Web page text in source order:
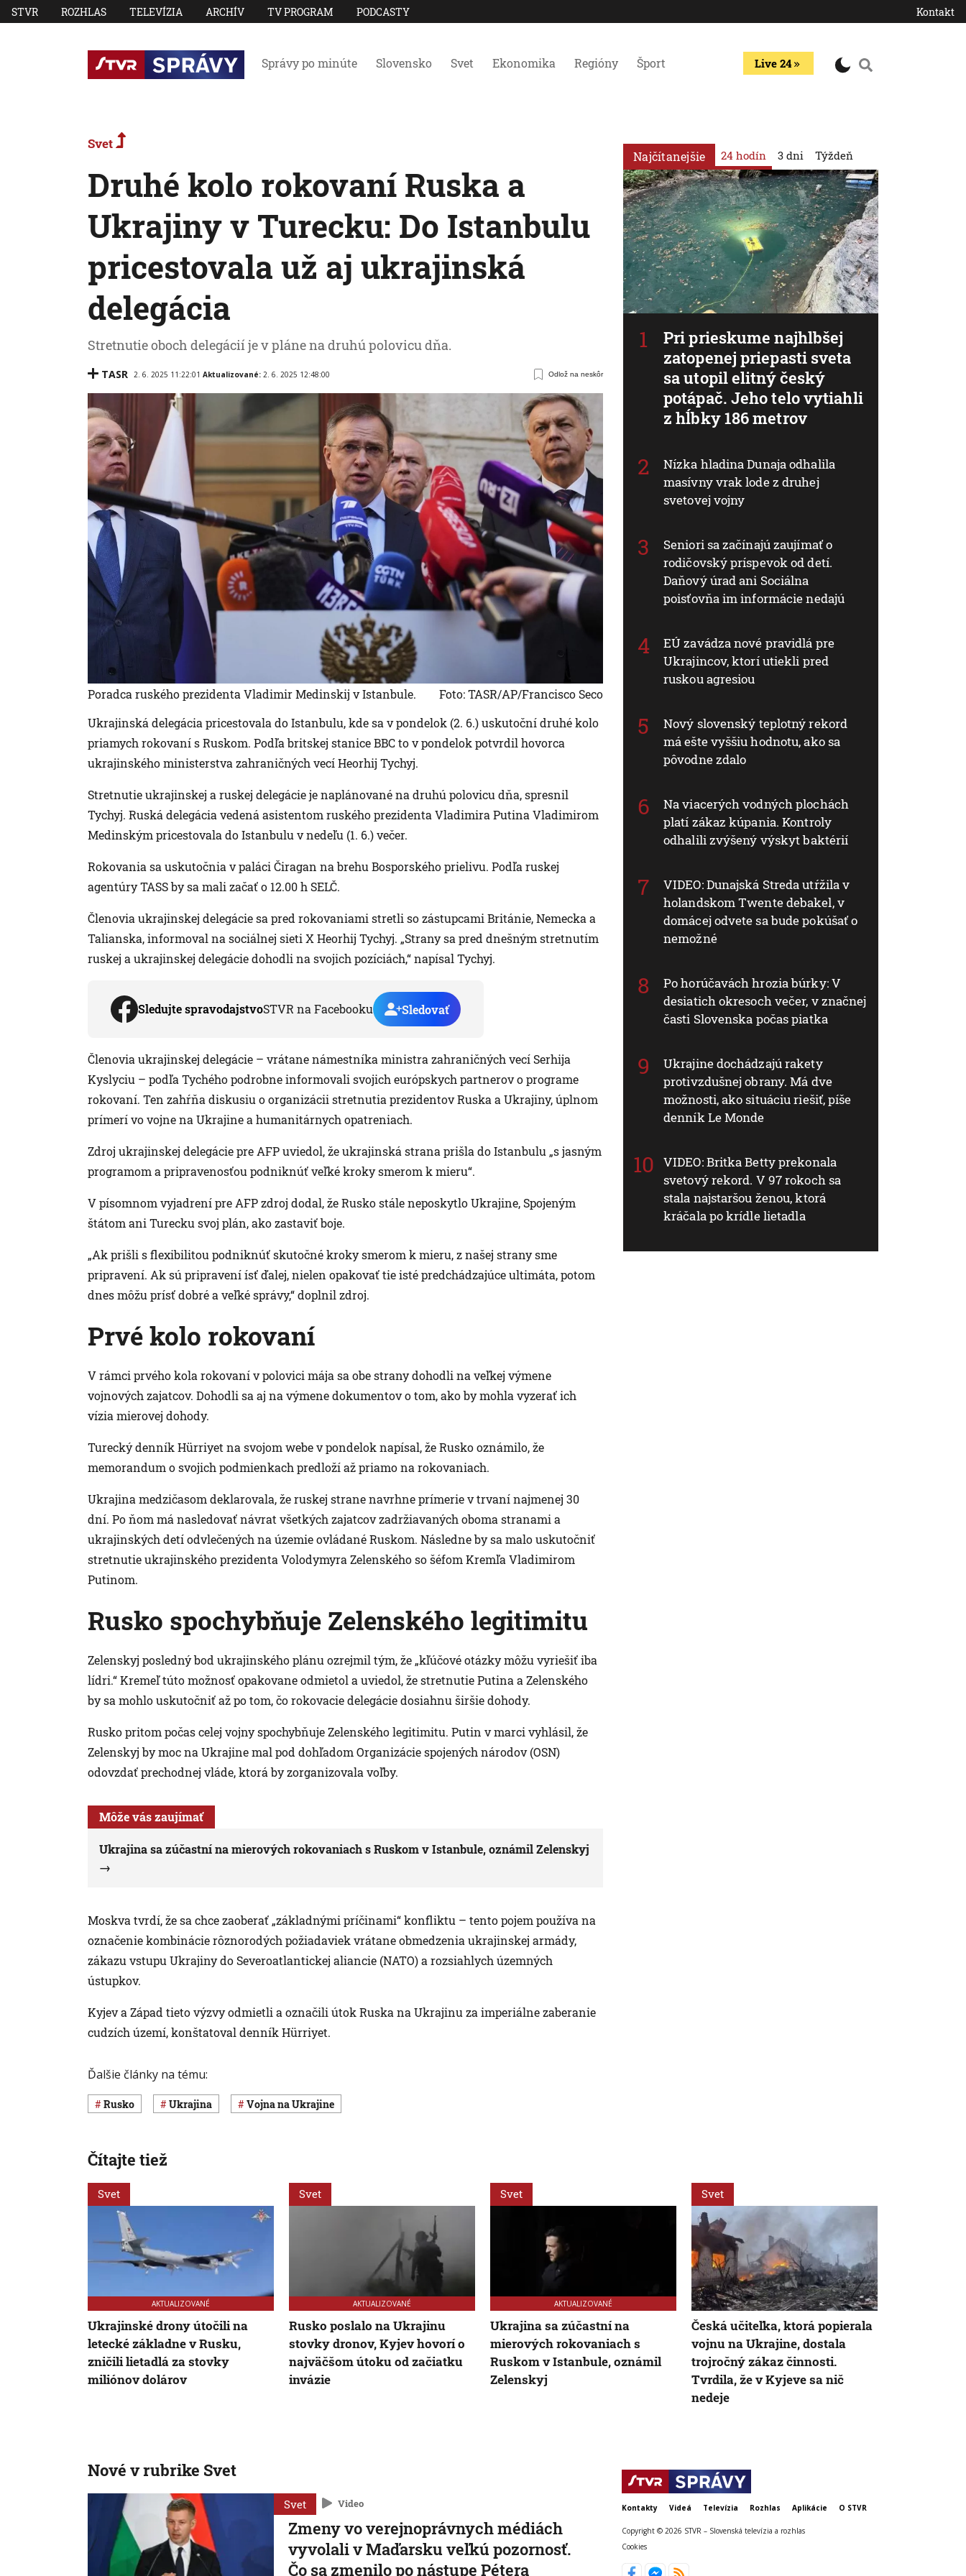
STVR ROZHLAS TELEVÍZIA ARCHÍV TV PROGRAM PODCASTY Kontakt
Správy po minúte Slovensko Svet Ekonomika Regióny Šport Live 24
Svet
Druhé kolo rokovaní Ruska a
Ukrajiny v Turecku: Do Istanbulu
pricestovala už aj ukrajinská
delegácia
Stretnutie oboch delegácií je v pláne na druhú polovicu dňa.
TASR 2. 6. 2025 11:22:01 Aktualizované: 2. 6. 2025 12:48:00 Odlož na neskôr
Poradca ruského prezidenta Vladimir Medinskij v Istanbule.
Foto: TASR/AP/Francisco Seco
Ukrajinská delegácia pricestovala do Istanbulu, kde sa v pondelok (2. 6.) uskutoční druhé kolo
priamych rokovaní s Ruskom. Podľa britskej stanice BBC to v pondelok potvrdil hovorca
ukrajinského ministerstva zahraničných vecí Heorhij Tychyj.
Stretnutie ukrajinskej a ruskej delegácie je naplánované na druhú polovicu dňa, spresnil
Tychyj. Ruská delegácia vedená asistentom ruského prezidenta Vladimira Putina Vladimirom
Medinským pricestovala do Istanbulu v nedeľu (1. 6.) večer.
Rokovania sa uskutočnia v paláci Čiragan na brehu Bosporského prielivu. Podľa ruskej
agentúry TASS by sa mali začať o 12.00 h SELČ.
Členovia ukrajinskej delegácie sa pred rokovaniami stretli so zástupcami Británie, Nemecka a
Talianska, informoval na sociálnej sieti X Heorhij Tychyj. „Strany sa pred dnešným stretnutím
ruskej a ukrajinskej delegácie dohodli na svojich pozíciách,“ napísal Tychyj.
Sledujte spravodajstvoSTVR na Facebooku Sledovať
Členovia ukrajinskej delegácie – vrátane námestníka ministra zahraničných vecí Serhija
Kyslyciu – podľa Tychého podrobne informovali svojich európskych partnerov o programe
rokovaní. Ten zahŕňa diskusiu o organizácii stretnutia prezidentov Ruska a Ukrajiny, úplnom
prímerí vo vojne na Ukrajine a humanitárnych opatreniach.
Zdroj ukrajinskej delegácie pre AFP uviedol, že ukrajinská strana prišla do Istanbulu „s jasným
programom a pripravenosťou podniknúť veľké kroky smerom k mieru“.
V písomnom vyjadrení pre AFP zdroj dodal, že Rusko stále neposkytlo Ukrajine, Spojeným
štátom ani Turecku svoj plán, ako zastaviť boje.
„Ak prišli s flexibilitou podniknúť skutočné kroky smerom k mieru, z našej strany sme
pripravení. Ak sú pripravení ísť ďalej, nielen opakovať tie isté predchádzajúce ultimáta, potom
dnes môžu prísť dobré a veľké správy,“ doplnil zdroj.
Prvé kolo rokovaní
V rámci prvého kola rokovaní v polovici mája sa obe strany dohodli na veľkej výmene
vojnových zajatcov. Dohodli sa aj na výmene dokumentov o tom, ako by mohla vyzerať ich
vízia mierovej dohody.
Turecký denník Hürriyet na svojom webe v pondelok napísal, že Rusko oznámilo, že
memorandum o svojich podmienkach predloží až priamo na rokovaniach.
Ukrajina medzičasom deklarovala, že ruskej strane navrhne prímerie v trvaní najmenej 30
dní. Po ňom má nasledovať návrat všetkých zajatcov zadržiavaných oboma stranami a
ukrajinských detí odvlečených na územie ovládané Ruskom. Následne by sa malo uskutočniť
stretnutie ukrajinského prezidenta Volodymyra Zelenského so šéfom Kremľa Vladimirom
Putinom.
Rusko spochybňuje Zelenského legitimitu
Zelenskyj posledný bod ukrajinského plánu ozrejmil tým, že „kľúčové otázky môžu vyriešiť iba
lídri.“ Kremeľ túto možnosť opakovane odmietol a uviedol, že stretnutie Putina a Zelenského
by sa mohlo uskutočniť až po tom, čo rokovacie delegácie dosiahnu širšie dohody.
Rusko pritom počas celej vojny spochybňuje Zelenského legitimitu. Putin v marci vyhlásil, že
Zelenskyj by moc na Ukrajine mal pod dohľadom Organizácie spojených národov (OSN)
odovzdať prechodnej vláde, ktorá by zorganizovala voľby.
Môže vás zaujímať
Ukrajina sa zúčastní na mierových rokovaniach s Ruskom v Istanbule, oznámil Zelenskyj
Moskva tvrdí, že sa chce zaoberať „základnými príčinami“ konfliktu – tento pojem používa na
označenie kombinácie rôznorodých požiadaviek vrátane obmedzenia ukrajinskej armády,
zákazu vstupu Ukrajiny do Severoatlantickej aliancie (NATO) a rozsiahlych územných
ústupkov.
Kyjev a Západ tieto výzvy odmietli a označili útok Ruska na Ukrajinu za imperiálne zaberanie
cudzích území, konštatoval denník Hürriyet.
Ďalšie články na tému:
Rusko Ukrajina vojna na Ukrajine
Najčítanejšie 24 hodín
Pri prieskume najhlbšej
zatopenej priepasti sveta
sa utopil elitný český
potápač. Jeho telo vytiahli
z hĺbky 186 metrov
Nízka hladina Dunaja odhalila
masívny vrak lode z druhej
svetovej vojny
Seniori sa začínajú zaujímať o
rodičovský príspevok od detí.
Daňový úrad ani Sociálna
poisťovňa im informácie nedajú
EÚ zavádza nové pravidlá pre
Ukrajincov, ktorí utiekli pred
ruskou agresiou
Nový slovenský teplotný rekord
má ešte vyššiu hodnotu, ako sa
pôvodne zdalo
Na viacerých vodných plochách
platí zákaz kúpania. Kontroly
odhalili zvýšený výskyt baktérií
VIDEO: Dunajská Streda utŕžila v
holandskom Twente debakel, v
domácej odvete sa bude pokúšať o
nemožné
Po horúčavách hrozia búrky: V
desiatich okresoch večer, v značnej
časti Slovenska počas piatka
Ukrajine dochádzajú rakety
protivzdušnej obrany. Má dve
možnosti, ako situáciu riešiť, píše
denník Le Monde
VIDEO: Britka Betty prekonala
svetový rekord. V 97 rokoch sa
stala najstaršou ženou, ktorá
kráčala po krídle lietadla
3 dni Týždeň
Čítajte tiež
Svet
AKTUALIZOVANÉ
Ukrajinské drony útočili na
letecké základne v Rusku,
zničili lietadlá za stovky
miliónov dolárov
Svet
AKTUALIZOVANÉ
Rusko poslalo na Ukrajinu
stovky dronov, Kyjev hovorí o
najväčšom útoku od začiatku
invázie
Svet
AKTUALIZOVANÉ
Ukrajina sa zúčastní na
mierových rokovaniach s
Ruskom v Istanbule, oznámil
Zelenskyj
Svet
Česká učiteľka, ktorá popierala
vojnu na Ukrajine, dostala
trojročný zákaz činnosti.
Tvrdila, že v Kyjeve sa nič
nedeje
Nové v rubrike Svet
Svet Video
Zmeny vo verejnoprávnych médiách
vyvolali v Maďarsku veľkú pozornosť.
Čo sa zmenilo po nástupe Pétera
Kontakty Videá Televízia Rozhlas Aplikácie O STVR
Copyright © 2026 STVR – Slovenská televízia a rozhlas
Cookies